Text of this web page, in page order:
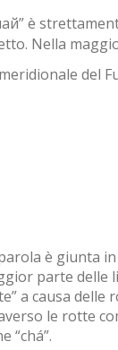
è
Nella
del
è giunta
parte delle
a causa delle
le rotte
“chá”.